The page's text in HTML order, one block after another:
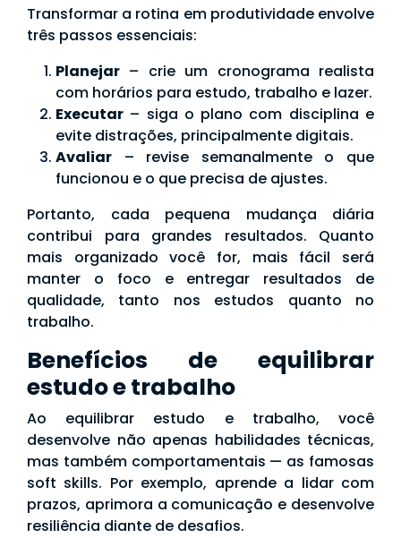
Transformar a rotina em produtividade envolve
três passos essenciais:
Planejar – crie um cronograma realista
com horários para estudo, trabalho e lazer.
Executar – siga o plano com disciplina e
evite distrações, principalmente digitais.
Avaliar – revise semanalmente o que
funcionou e o que precisa de ajustes.
Portanto, cada pequena mudança diária
contribui para grandes resultados. Quanto
mais organizado você for, mais fácil será
manter o foco e entregar resultados de
qualidade, tanto nos estudos quanto no
trabalho.
Benefícios de equilibrar
estudo e trabalho
Ao equilibrar estudo e trabalho, você
desenvolve não apenas habilidades técnicas,
mas também comportamentais — as famosas
soft skills. Por exemplo, aprende a lidar com
prazos, aprimora a comunicação e desenvolve
resiliência diante de desafios.